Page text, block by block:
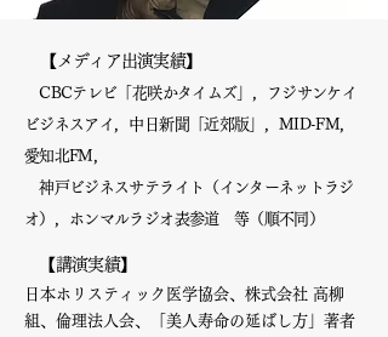
【メディア出演実績】
CBCテレビ 「花咲かタイムズ」，フジサンケイ
ビジネスアイ，中日新聞「近郊版」，MID-FM，
愛知北FM，
​神戸ビジネスサテライト（インターネットラジ
オ） ，ホンマルラジオ表参道 等（順不同）
【講演実績】
日本ホリスティック医学協会、株式会社 高柳
組、倫理法人会、「美人寿命の延ばし方」著者